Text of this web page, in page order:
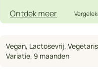
Ontdek meer
Vegan, Lactosevrij,
Variatie, 9 maanden